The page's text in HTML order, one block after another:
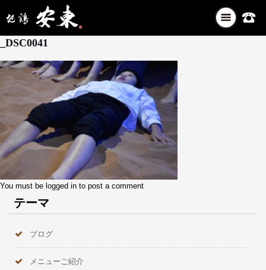
ナ
ビ
5月 30, 2025
_DSC0041
You must be logged in to post a comment
テーマ
ブログ
メニューご紹介